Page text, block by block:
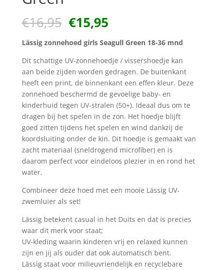
€16,95 Oorspronkelijke
prijs
was:
€16,95.
€15,95Huidige
is:
€15,95.
Lässig zonnehoed girls Seagull Green 18-36 mnd
Dit schattige UV-zonnehoedje / vissershoedje kan
aan beide zijden worden gedragen. De buitenkant
heeft een print, de binnenkant een effen kleur. Deze
zonnehoed beschermd de gevoelige baby- en
kinderhuid tegen UV-stralen (50+). Ideaal dus om te
dragen bij het spelen in de zon. Het hoedje blijft
goed zitten tijdens het spelen en wind dankzij de
koordsluiting onder de kin. Dit hoedje is gemaakt van
zacht materiaal (sneldrogend microfiber) en is
daarom perfect voor eindeloos plezier in en rond het
water.
Combineer deze hoed met een mooie Lässig UV-
zwemluier als set!
Lässig betekent casual in het Duits en dat is precies
waar dit merk voor staat;
UV-kleding waarin kinderen vrij en relaxed kunnen
zijn en jij als ouder dat ook automatisch bent.
Lässig staat voor milieuvriendelijk en recyclebare